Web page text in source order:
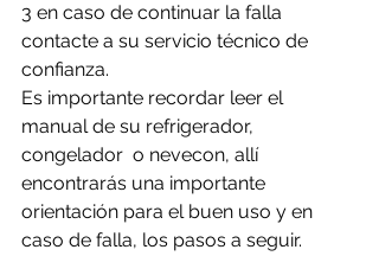
3 en caso de continuar la falla
contacte a su servicio técnico de
confianza.
Es importante recordar leer el
manual de su refrigerador,
congelador  o nevecon, allí
encontrarás una importante
orientación para el buen uso y en
caso de falla, los pasos a seguir.